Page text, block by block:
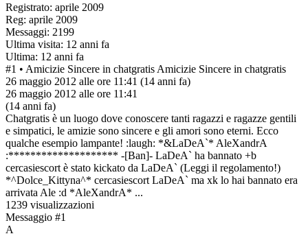
Registrato: aprile 2009
Reg: aprile 2009
Messaggi: 2199
Ultima visita: 12 anni fa
Ultima: 12 anni fa
#1 • Amicizie Sincere in chatgratis Amicizie Sincere in chatgratis
26 maggio 2012 alle ore 11:41 (14 anni fa)
26 maggio 2012 alle ore 11:41
(14 anni fa)
Chatgratis è un luogo dove conoscere tanti ragazzi e ragazze gentili
e simpatici, le amizie sono sincere e gli amori sono eterni. Ecco
qualche esempio lampante! :laugh: *&LaDeA`* AleXandrA
:******************** -[Ban]- LaDeA` ha bannato +b
cercasiescort è stato kickato da LaDeA` (Leggi il regolamento!)
*^Dolce_Kittyna^* cercasiescort LaDeA` ma xk lo hai bannato era
arrivata Ale :d *AleXandrA* ...
1239 visualizzazioni
Messaggio #1
A